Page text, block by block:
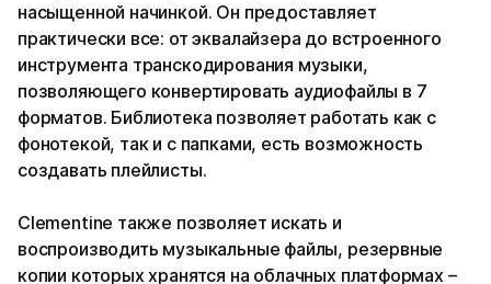
насыщенной начинкой. Он предоставляет
практически все: от эквалайзера до встроенного
инструмента транскодирования музыки,
позволяющего конвертировать аудиофайлы в 7
форматов. Библиотека позволяет работать как с
фонотекой, так и с папками, есть возможность
создавать плейлисты.
Clementine также позволяет искать и
воспроизводить музыкальные файлы, резервные
копии которых хранятся на облачных платформах –